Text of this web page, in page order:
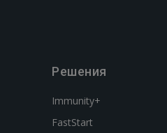
Решения
Immunity+
FastStart